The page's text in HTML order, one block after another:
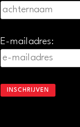
E-mailadres: